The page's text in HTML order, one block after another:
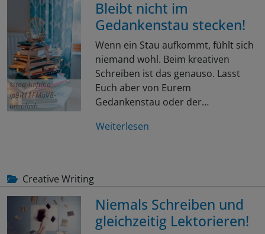
toa-heftiba-
ip9R11FMbV8-
unsplash
Bleibt nicht im
Gedankenstau stecken!
Wenn ein Stau aufkommt, fühlt sich
niemand wohl. Beim kreativen
Schreiben ist das genauso. Lasst
Euch aber von Eurem
Gedankenstau oder der…
Weiterlesen
Creative Writing
Niemals Schreiben und
gleichzeitig Lektorieren!